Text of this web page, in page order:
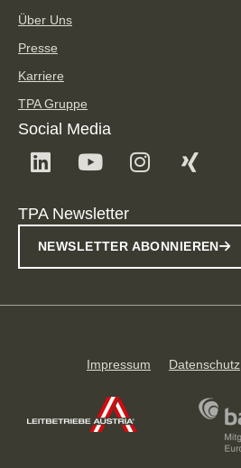
Über Uns
Presse
Karriere
TPA Gruppe
Social Media
TPA Newsletter
NEWSLETTER ABONNIEREN
Impressum Datenschutz